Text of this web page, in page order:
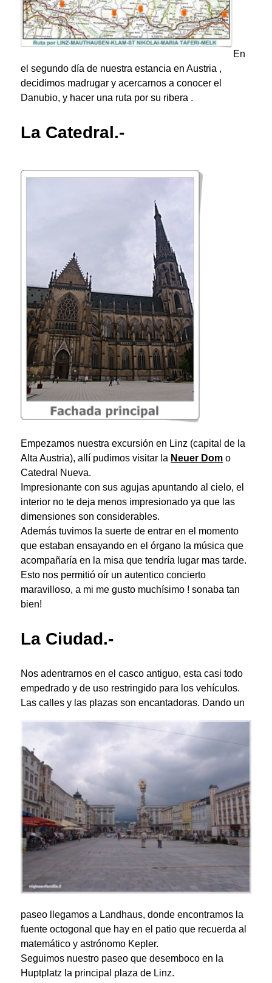
En
el segundo día de nuestra estancia en Austria ,
decidimos madrugar y acercarnos a conocer el
Danubio, y hacer una ruta por su ribera .
La Catedral.-
Empezamos nuestra excursión en Linz (capital de la
Alta Austria), allí pudimos visitar la Neuer Dom o
Catedral Nueva.
Impresionante con sus agujas apuntando al cielo, el
interior no te deja menos impresionado ya que las
dimensiones son considerables.
Además tuvimos la suerte de entrar en el momento
que estaban ensayando en el órgano la música que
acompañaría en la misa que tendría lugar mas tarde.
Esto nos permitió oír un autentico concierto
maravilloso, a mi me gusto muchísimo ! sonaba tan
bien!
La Ciudad.-
Nos adentrarnos en el casco antiguo, esta casi todo
empedrado y de uso restringido para los vehículos.
Las calles y las plazas son encantadoras. Dando un
paseo llegamos a Landhaus, donde encontramos la
fuente octogonal que hay en el patio que recuerda al
matemático y astrónomo Kepler.
Seguimos nuestro paseo que desemboco en la
Huptplatz la principal plaza de Linz.